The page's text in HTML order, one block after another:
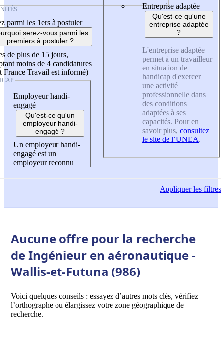
parmi les 1ers à postuler
serez-vous parmi les
premiers à postuler ?
de plus de 15 jours,
moins de 4 candidatures
France Travail est informé)
Employeur handi-
engagé
Qu'est-ce qu'un
employeur handi-
engagé ?
Un employeur handi-
engagé est un
employeur reconnu
Entreprise adaptée
Qu'est-ce qu'une
entreprise adaptée
?
L'entreprise adaptée
permet à un travailleur
en situation de
handicap d'exercer
une activité
professionnelle dans
des conditions
adaptées à ses
capacités. Pour en
savoir plus, consultez
le site de l’UNEA.
Appliquerles filtres
Aucune offre pour la recherche
de Ingénieur en aéronautique -
Wallis-et-Futuna (986)
Voici quelques conseils : essayez d’autres mots clés, vérifiez
l’orthographe ou élargissez votre zone géographique de
recherche.